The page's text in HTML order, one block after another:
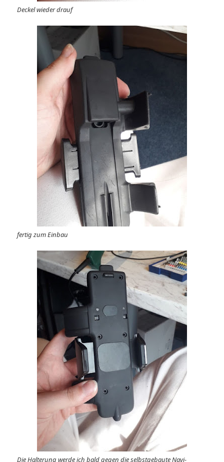
Deckel wieder drauf
fertig zum Einbau
Die Halterung werde ich bald gegen die selbstgebaute Navi-